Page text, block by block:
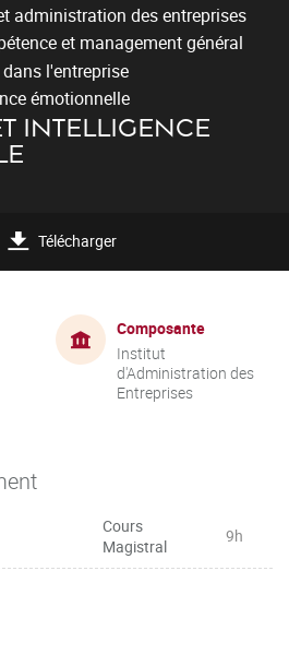
administration des entreprises
et management général
l'entreprise
émotionnelle
INTELLIGENCE
Télécharger
Composante
Institut
d'Administration des
Entreprises
Cours
Magistral
9h